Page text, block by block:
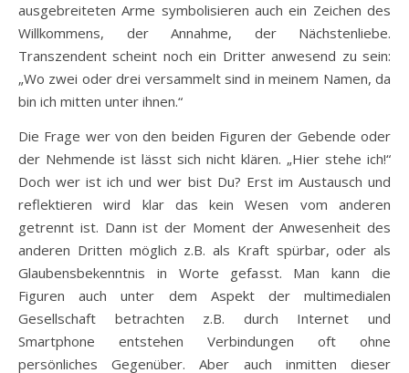
ausgebreiteten Arme symbolisieren auch ein Zeichen des
Willkommens, der Annahme, der Nächstenliebe.
Transzendent scheint noch ein Dritter anwesend zu sein:
„Wo zwei oder drei versammelt sind in meinem Namen, da
bin ich mitten unter ihnen.“
Die Frage wer von den beiden Figuren der Gebende oder
der Nehmende ist lässt sich nicht klären. „Hier stehe ich!“
Doch wer ist ich und wer bist Du? Erst im Austausch und
reflektieren wird klar das kein Wesen vom anderen
getrennt ist. Dann ist der Moment der Anwesenheit des
anderen Dritten möglich z.B. als Kraft spürbar, oder als
Glaubensbekenntnis in Worte gefasst. Man kann die
Figuren auch unter dem Aspekt der multimedialen
Gesellschaft betrachten z.B. durch Internet und
Smartphone entstehen Verbindungen oft ohne
persönliches Gegenüber. Aber auch inmitten dieser